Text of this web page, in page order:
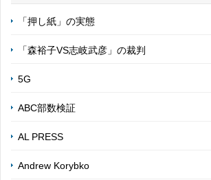
「押し紙」の実態
「森裕子VS志岐武彦」の裁判
5G
ABC部数検証
AL PRESS
Andrew Korybko